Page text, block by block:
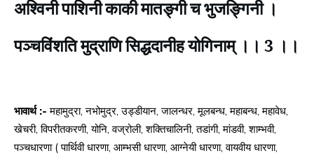
अश्विनी पाशिनी काकी मातङ्गी च भुजङ्गिनी ।
पञ्चविंशति मुद्राणि सिद्धदानीह योगिनाम् ।। 3 ।।
भावार्थ :-महामुद्रा, नभोमुद्र, उड्डीयान, जालन्धर, मूलबन्ध, महाबन्ध, महावेध,
खेचरी, विपरीतकरणी, योनि, वज्रोली, शक्तिचालिनी, तडांगी, मांडवी, शाम्भवी,
पञ्चधारणा ( पार्थिवी धारणा, आम्भसी धारणा, आग्नेयी धारणा, वायवीय धारणा,